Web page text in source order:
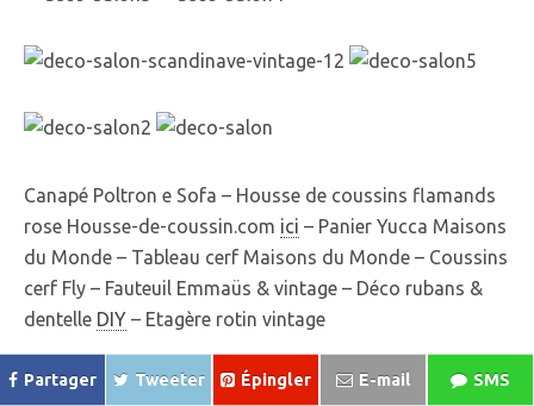
Canapé Poltron e Sofa – Housse de coussins flamands
rose Housse-de-coussin.com ici – Panier Yucca Maisons
du Monde – Tableau cerf Maisons du Monde – Coussins
cerf Fly – Fauteuil Emmaüs & vintage – Déco rubans &
dentelle DIY – Etagère rotin vintage
Partager Tweeter Épingler E-mail SMS